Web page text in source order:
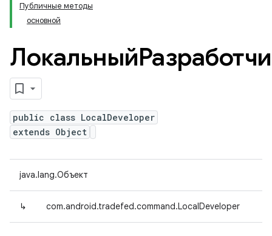
Публичные методы
основной
public class LocalDeveloper
extends Object
java.lang.Объект
↳ com.android.tradefed.command.LocalDeveloper